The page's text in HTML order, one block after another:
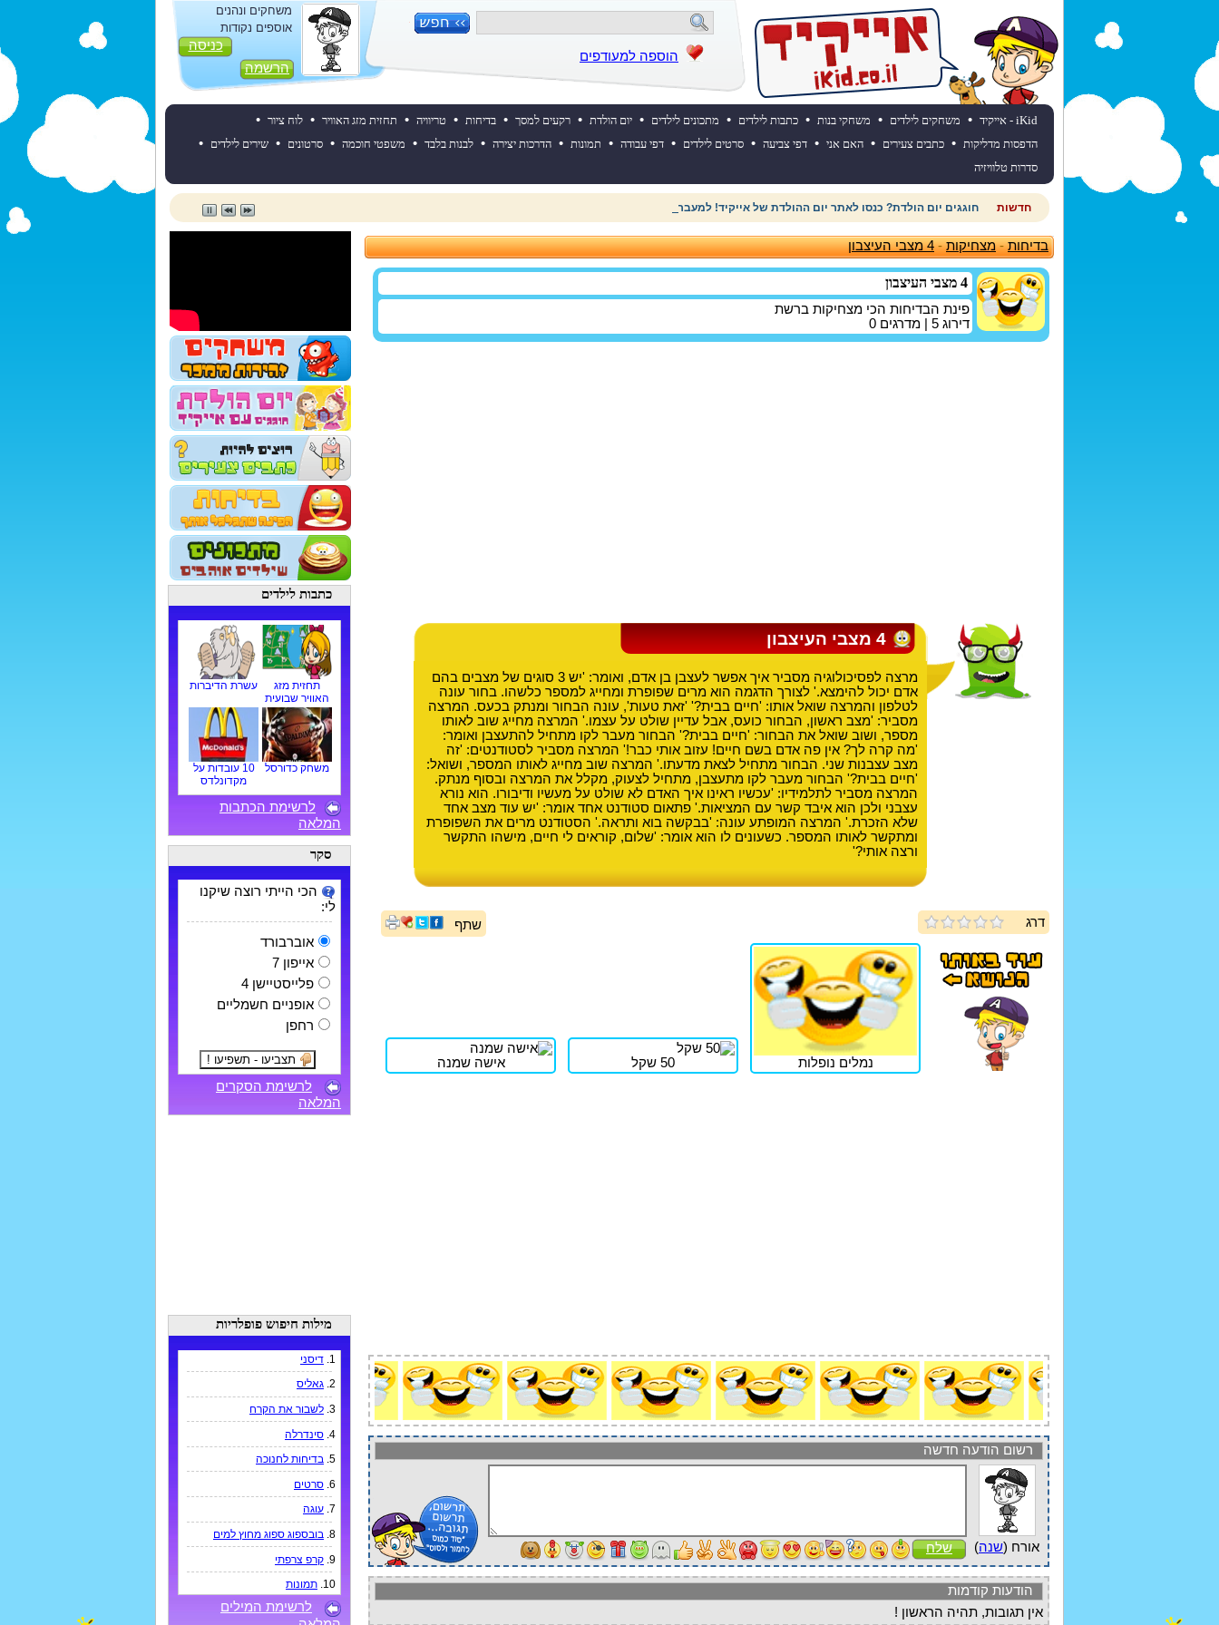
הוספה למעודפים
משחקים ונהנים
אוספים נקודות
כניסה
הרשמה
iKid - אייקיד • משחקים לילדים • משחקי בנות • כתבות לילדים • מתכונים לילדים • יום הולדת • רקעים למסך • בדיחות • טריוויה • תחזית מזג האוויר • לוח ציור •
הדפסות מדליקות • כתבים צעירים • האם אני • דפי צביעה • סרטים לילדים • דפי עבודה • תמונות • הדרכות יצירה • לבנות בלבד • משפטי חוכמה • סרטונים • שירים לילדים •
סדרות טלוויזיה
חדשות חוגגים יום הולדת? כנסו לאתר יום ההולדת של אייקיד! למעבר לאתר לחצו כאן
בדיחות-מצחיקות-4 מצבי העיצבון
4 מצבי העיצבון
פינת הבדיחות הכי מצחיקות ברשת
דירוג 5 | מדרגים 0
4 מצבי העיצבון
מרצה לפסיכולוגיה מסביר איך אפשר לעצבן בן אדם, ואומר: 'יש 3 סוגים של מצבים בהם
אדם יכול להימצא.' לצורך הדגמה הוא מרים שפופרת ומחייג למספר כלשהו. בחור עונה
לטלפון והמרצה שואל אותו: 'חיים בבית?' 'זאת טעות', עונה הבחור ומנתק בכעס. המרצה
מסביר: 'מצב ראשון, הבחור כועס, אבל עדיין שולט על עצמו.' המרצה מחייג שוב לאותו
מספר, ושוב שואל את הבחור: 'חיים בבית?' הבחור מעבר לקו מתחיל להתעצבן ואומר:
'מה קרה לך? אין פה אדם בשם חיים! עזוב אותי כבר!' המרצה מסביר לסטודנטים: 'זה
מצב עצבנות שני. הבחור מתחיל לצאת מדעתו.' המרצה שוב מחייג לאותו המספר, ושואל:
'חיים בבית?' הבחור מעבר לקו מתעצבן, מתחיל לצעוק, מקלל את המרצה ובסוף מנתק.
המרצה מסביר לתלמידיו: 'עכשיו ראינו איך האדם לא שולט על מעשיו ודיבורו. הוא נורא
עצבני ולכן הוא איבד קשר עם המציאות.' פתאום סטודנט אחד אומר: 'יש עוד מצב אחד
שלא הזכרת.' המרצה המופתע עונה: 'בבקשה בוא ותראה.' הסטודנט מרים את השפופרת
ומתקשר לאותו המספר. כשעונים לו הוא אומר: 'שלום, קוראים לי חיים, מישהו התקשר
ורצה אותי?'
דרג שתף
נמלים נופלות 50 שקל אישה שמנה
רשום הודעה חדשה
אורח (שנה) שלח
הודעות קודמות
אין תגובות, תהיה הראשון !
כתבות לילדים
תחזית מזג
האוויר שבועית
עשרת הדיברות
משחק כדורסל
10 עובדות על
מקדונלדס
לרשימת הכתבות
המלאה
סקר
הכי הייתי רוצה שיקנו
לי:
אוברבורד
אייפון 7
פלייסטיישן 4
אופניים חשמליים
רחפן
לרשימת הסקרים
המלאה
מילות חיפוש פופלריות
1. דיסני
2. גאליס
3. לשבור את הקרח
4. סינדרלה
5. בדיחות לחנוכה
6. סרטים
7. עוגה
8. בובספוג ספוג מחוץ למים
9. קרפ צרפתי
10. תמונות
לרשימת המילים